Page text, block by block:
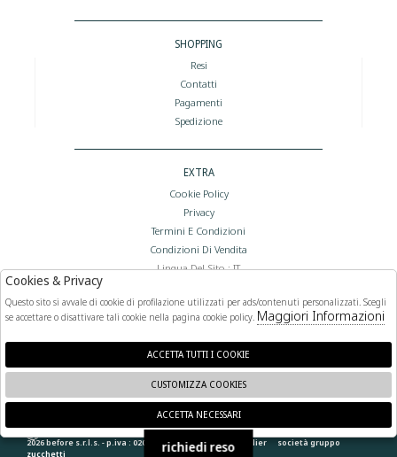
SHOPPING
Resi
Contatti
Pagamenti
Spedizione
EXTRA
Cookie Policy
Privacy
Termini E Condizioni
Condizioni Di Vendita
Lingua Del Sito : IT
FOLLOW US
2026 before s.r.l.s. - p.iva : 02066400892 powered by atelier società gruppo
zucchetti
🍪
richiedi reso
Cookies & Privacy
Questo sito si avvale di cookie di profilazione utilizzati per ads/contenuti personalizzati. Scegli
se accettare o disattivare tali cookie nella pagina cookie policy. Maggiori Informazioni
ACCETTA TUTTI I COOKIE
CUSTOMIZZA COOKIES
ACCETTA NECESSARI